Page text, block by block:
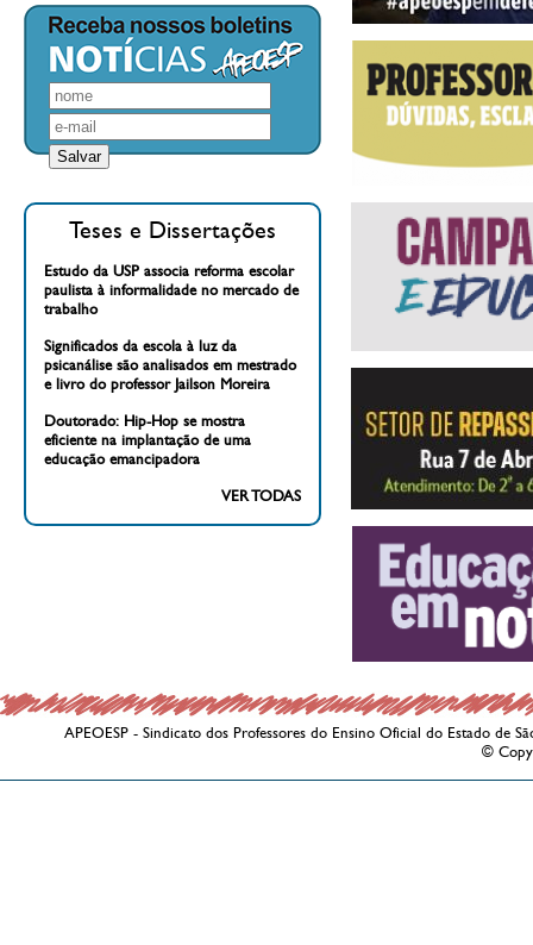
Teses e Dissertações
Estudo da USP associa reforma escolar
paulista à informalidade no mercado de
trabalho
Significados da escola à luz da
psicanálise são analisados em mestrado
e livro do professor Jailson Moreira
Doutorado: Hip-Hop se mostra
eficiente na implantação de uma
educação emancipadora
VER TODAS
APEOESP - Sindicato dos Professores do Ensino Oficial do Estado de
©